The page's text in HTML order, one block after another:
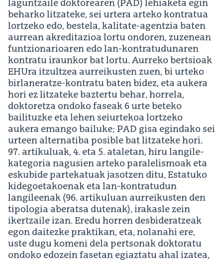
laguntzaile doktorearen (PAD) lehiaketa egin
beharko litzateke, sei urtera arteko kontratua
lortzeko edo, bestela, kalitate-agentzia baten
aurrean akreditazioa lortu ondoren, zuzenean
funtzionarioaren edo lan-kontratudunaren
kontratu iraunkor bat lortu. Aurreko bertsioak
EHUra itzultzea aurreikusten zuen, bi urteko
birlaneratze-kontratu baten bidez, eta aukera
hori ez litzateke baztertu behar, horrela,
doktoretza ondoko faseak 6 urte beteko
bailituzke eta lehen seiurtekoa lortzeko
aukera emango bailuke; PAD gisa egindako sei
urteen alternatiba posible bat litzateke hori.
97. artikuluak, 4. eta 5. ataletan, hiru langile-
kategoria nagusien arteko paralelismoak eta
eskubide partekatuak jasotzen ditu, Estatuko
kidegoetakoenak eta lan-kontratudun
langileenak (96. artikuluan aurreikusten den
tipologia aberatsa dutenak), irakasle zein
ikertzaile izan. Eredu horren desbideratzeak
egon daitezke praktikan, eta, nolanahi ere,
uste dugu komeni dela pertsonak doktoratu
ondoko edozein fasetan egiaztatu ahal izatea,